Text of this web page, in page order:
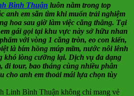
Bình Thuận luôn nằm trong top
anh em săn tìm khi muốn trải nghiệm
hoa sau giờ làm việc căng thẳng. Tại
gái gọi tại khu vực này sở hữu nhan
với vòng 1 căng tròn, eo con kiến,
là bím hồng múp mĩm, nước nôi lênh
khó lòng cưỡng lại. Dịch vụ đa dạng
đi tour, bao tháng cùng nhiều phân
cho anh em thoải mái lựa chọn tùy
Linh Bình Thuận không chỉ mang vẻ